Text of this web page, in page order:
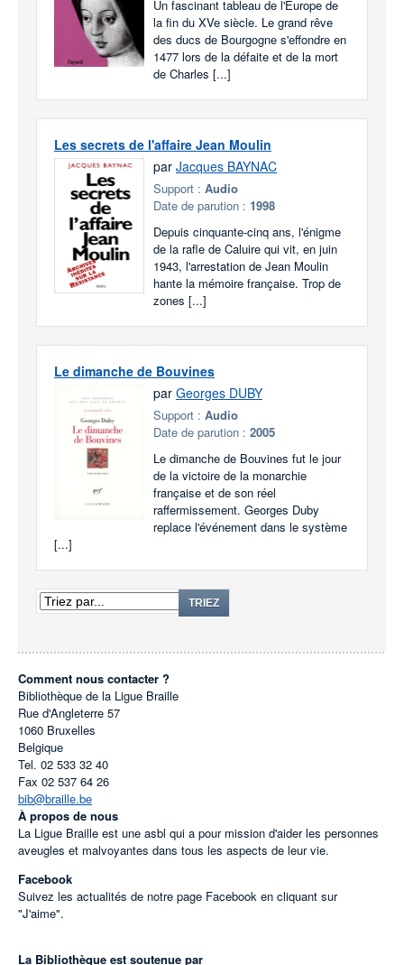
Un fascinant tableau de l'Europe de
la fin du XVe siècle. Le grand rêve
des ducs de Bourgogne s'effondre en
1477 lors de la défaite et de la mort
de Charles [...]
Les secrets de l'affaire Jean Moulin
par Jacques BAYNAC
Support : Audio
Date de parution : 1998
Depuis cinquante-cinq ans, l'énigme
de la rafle de Caluire qui vit, en juin
1943, l'arrestation de Jean Moulin
hante la mémoire française. Trop de
zones [...]
Le dimanche de Bouvines
par Georges DUBY
Support : Audio
Date de parution : 2005
Le dimanche de Bouvines fut le jour
de la victoire de la monarchie
française et de son réel
raffermissement. Georges Duby
replace l'événement dans le système
[...]
TRIEZ
Comment nous contacter ?
Bibliothèque de la Ligue Braille
Rue d'Angleterre 57
1060 Bruxelles
Belgique
Tel. 02 533 32 40
Fax 02 537 64 26
bib@braille.be
À propos de nous
La Ligue Braille est une asbl qui a pour mission d'aider les personnes
aveugles et malvoyantes dans tous les aspects de leur vie.
Facebook
Suivez les actualités de notre page Facebook en cliquant sur
"J'aime".
La Bibliothèque est soutenue par